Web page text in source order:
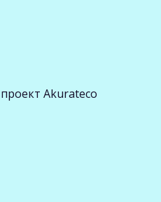
проект Akurateco